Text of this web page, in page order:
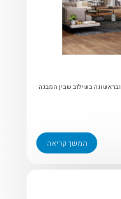
בשילוב שבין המבנה
המשך קריאה